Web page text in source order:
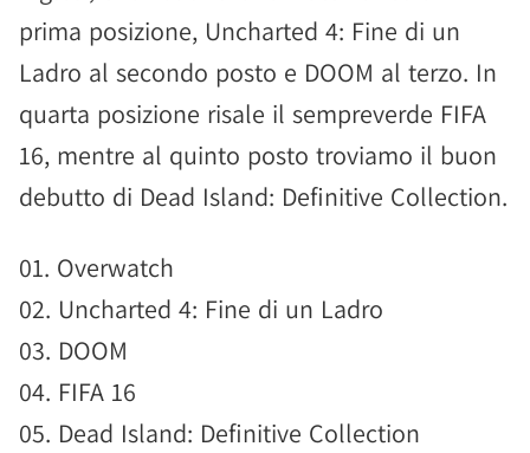
prima posizione, Uncharted 4: Fine di un
Ladro al secondo posto e DOOM al terzo. In
quarta posizione risale il sempreverde FIFA
16, mentre al quinto posto troviamo il buon
debutto di Dead Island: Definitive Collection.
01. Overwatch
02. Uncharted 4: Fine di un Ladro
03. DOOM
04. FIFA 16
05. Dead Island: Definitive Collection